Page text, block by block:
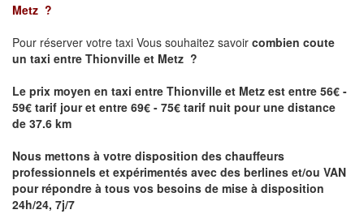
Metz ?
Pour réserver votre taxi Vous souhaitez savoir combien coute
un taxi entre Thionville et Metz ?
Le prix moyen en taxi entre Thionville et Metz est entre 56€ -
59€ tarif jour et entre 69€ - 75€ tarif nuit pour une distance
de 37.6 km
Nous mettons à votre disposition des chauffeurs
professionnels et expérimentés avec des berlines et/ou VAN
pour répondre à tous vos besoins de mise à disposition
24h/24, 7j/7